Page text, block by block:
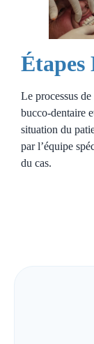
Étapes
Le processus
bucco-dentaire
situation du
par l’équipe
du cas.